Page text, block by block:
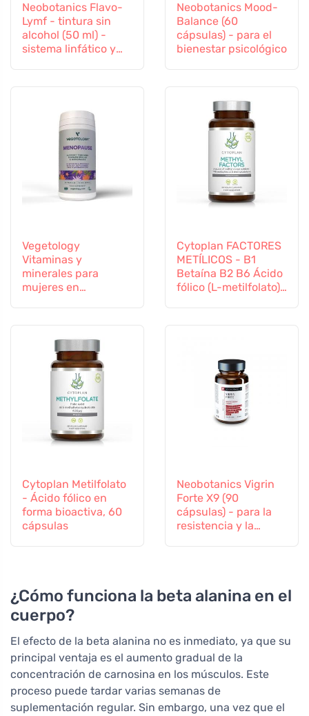
Neobotanics Flavo-
Lymf - tintura sin
alcohol (50 ml) -
sistema linfático y
Neobotanics Mood-
Balance (60
cápsulas) - para el
bienestar psicológico
Vegetology
Vitaminas y
minerales para
mujeres en
Cytoplan FACTORES
METÍLICOS - B1
Betaína B2 B6 Ácido
fólico (L-metilfolato)
Cytoplan Metilfolato
- Ácido fólico en
forma bioactiva, 60
cápsulas
Neobotanics Vigrin
Forte X9 (90
cápsulas) - para la
resistencia y la
¿Cómo funciona la beta alanina en el
cuerpo?
El efecto de la beta alanina no es inmediato, ya que su
principal ventaja es el aumento gradual de la
concentración de carnosina en los músculos. Este
proceso puede tardar varias semanas de
suplementación regular. Sin embargo, una vez que el